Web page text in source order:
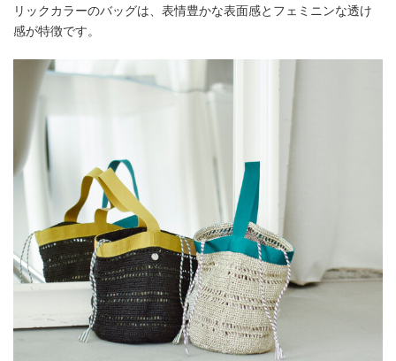
リックカラーのバッグは、表情豊かな表面感とフェミニンな透け
感が特徴です。